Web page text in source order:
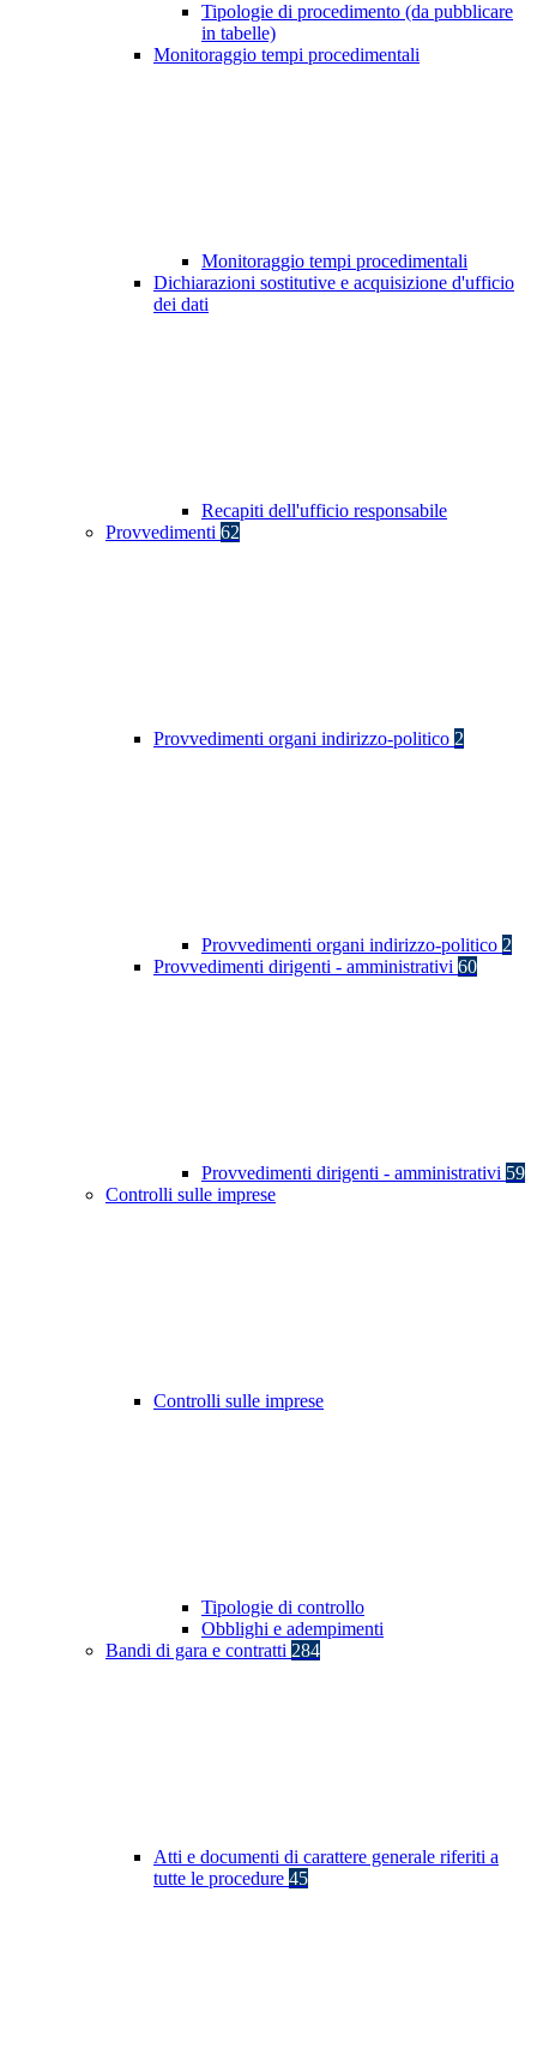
Tipologie di procedimento (da pubblicare
in tabelle)
Monitoraggio tempi procedimentali
Monitoraggio tempi procedimentali
Dichiarazioni sostitutive e acquisizione d'ufficio
dei dati
Recapiti dell'ufficio responsabile
Provvedimenti 62
Provvedimenti organi indirizzo-politico 2
Provvedimenti organi indirizzo-politico 2
Provvedimenti dirigenti - amministrativi 60
Provvedimenti dirigenti - amministrativi 59
Controlli sulle imprese
Controlli sulle imprese
Tipologie di controllo
Obblighi e adempimenti
Bandi di gara e contratti 284
Atti e documenti di carattere generale riferiti a
tutte le procedure 45